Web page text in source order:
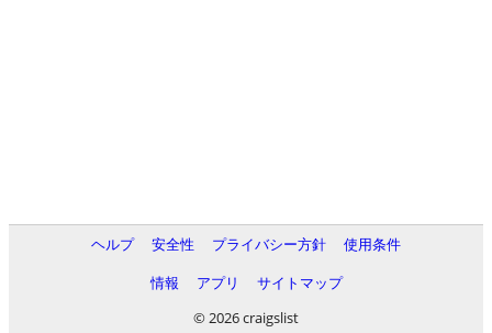
ヘルプ 安全性 プライバシー方針
使用条件
情報
アプリ
サイトマップ
© 2026 craigslist